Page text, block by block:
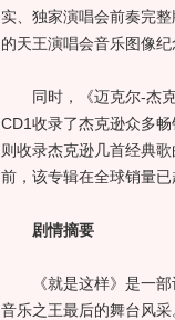
实、独家演唱会前奏完
的天王演唱会音乐图像纪
同时，《迈克尔-杰克
CD1收录了杰克逊众多
则收录杰克逊几首经典
前，该专辑在全球销量已
剧情摘要
《就是这样》是一部
音乐之王最后的舞台风采